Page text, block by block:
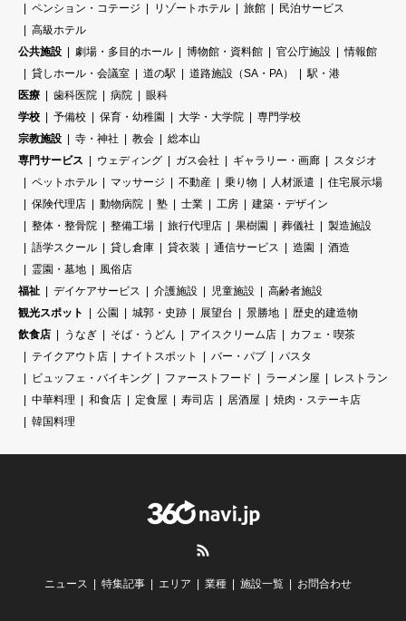
ペンション・コテージ
リゾートホテル 旅館
民泊サービス
高級ホテル
公共施設
劇場・多目的ホール 博物館・資料館 官公庁施設
情報館
貸しホール・会議室
道の駅 道路施設（SA・PA）
駅・港
医療
歯科医院 病院
眼科
学校
予備校 保育・幼稚園 大学・大学院
専門学校
宗教施設
寺・神社 教会
総本山
専門サービス
ウェディング ガス会社 ギャラリー・画廊
スタジオ
ペットホテル
マッサージ 不動産 乗り物 人材派遣
住宅展示場
保険代理店
動物病院 塾 士業 工房
建築・デザイン
整体・整骨院
整備工場 旅行代理店 果樹園 葬儀社
製造施設
語学スクール
貸し倉庫 貸衣装 通信サービス 造園
酒造
霊園・墓地
風俗店
福祉
デイケアサービス 介護施設 児童施設
高齢者施設
観光スポット
公園 城郭・史跡 展望台 景勝地
歴史的建造物
飲食店
うなぎ そば・うどん アイスクリーム店
カフェ・喫茶
テイクアウト店
ナイトスポット バー・パブ
パスタ
ビュッフェ・バイキング
ファーストフード ラーメン屋
レストラン
中華料理
和食店 定食屋 寿司店 居酒屋
焼肉・ステーキ店
韓国料理
ニュース 特集記事 エリア 業種 施設一覧 お問合わせ